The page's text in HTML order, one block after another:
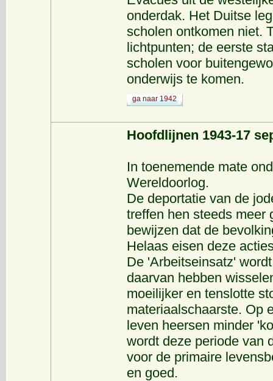
onderdak. Het Duitse
scholen ontkomen niet.
lichtpunten; de eerste
scholen voor
onderwijs te komen.
ga naar 1942
Hoofdlijnen 1943-17
In toenemende mate
Wereldoorlog.
De deportatie van de
treffen hen steeds meer
bewijzen dat de
Helaas eisen deze
De 'Arbeitseinsatz'
daarvan hebben
moeilijker en tenslotte
materiaalschaarste. Op
leven heersen minder
wordt deze periode van
voor de primaire
en goed.